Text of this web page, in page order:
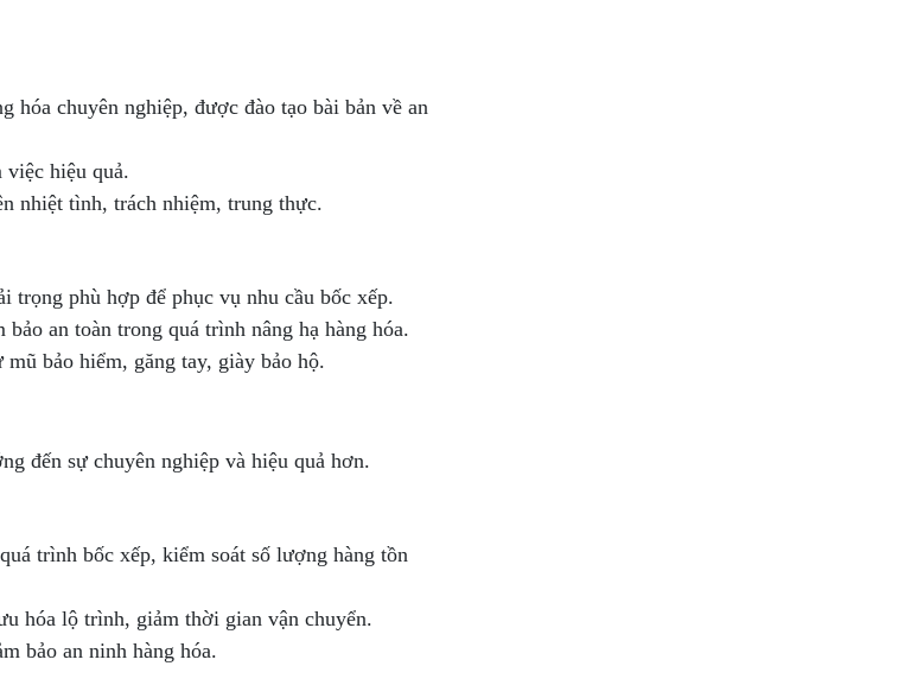
hóa chuyên nghiệp, được đào tạo bài bản về an
việc hiệu quả.
nhiệt tình, trách nhiệm, trung thực.
trọng phù hợp để phục vụ nhu cầu bốc xếp.
an toàn trong quá trình nâng hạ hàng hóa.
bảo hiểm, găng tay, giày bảo hộ.
đến sự chuyên nghiệp và hiệu quả hơn.
trình bốc xếp, kiểm soát số lượng hàng tồn
hóa lộ trình, giảm thời gian vận chuyển.
bảo an ninh hàng hóa.